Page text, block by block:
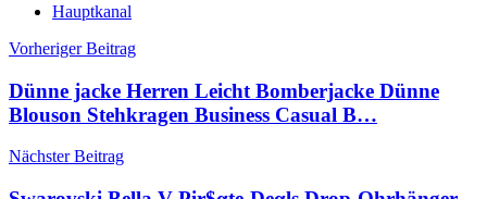
Hauptkanal
Beitragsnavigation
Vorheriger Beitrag
Dünne jacke Herren Leicht Bomberjacke Dünne
Blouson Stehkragen Business Casual B…
Nächster Beitrag